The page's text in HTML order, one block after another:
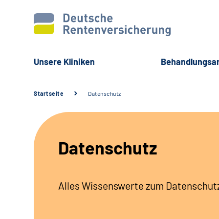
Unsere Kliniken
Startseite Datenschutz
Datenschutz
Alles Wissenswerte zum